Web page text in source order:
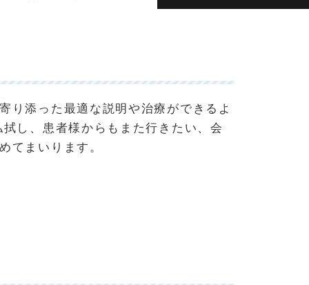
り添った最適な説明や治療ができるよ
し、患者様からもまた行きたい、会
てまいります。